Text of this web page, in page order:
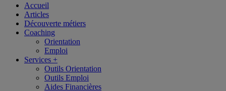
Accueil
Articles
Découverte métiers
Coaching
Orientation
Emploi
Services +
Outils Orientation
Outils Emploi
Aides Financières